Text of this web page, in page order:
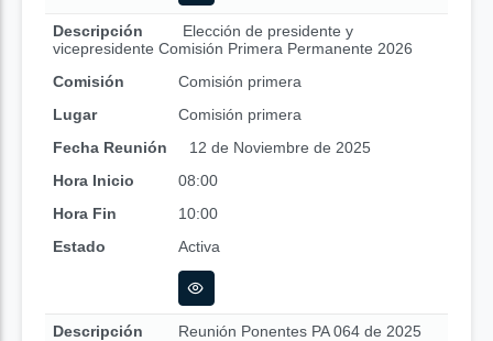
Descripción
Elección de presidente y
vicepresidente Comisión Primera Permanente 2026
Comisión
Comisión primera
Lugar
Comisión primera
Fecha Reunión
12 de Noviembre de 2025
Hora Inicio
08:00
Hora Fin
10:00
Estado
Activa
Descripción
Reunión Ponentes PA 064 de 2025